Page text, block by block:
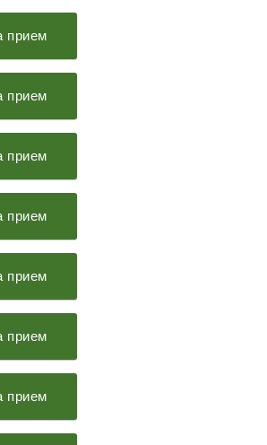
прием
прием
прием
прием
прием
прием
прием